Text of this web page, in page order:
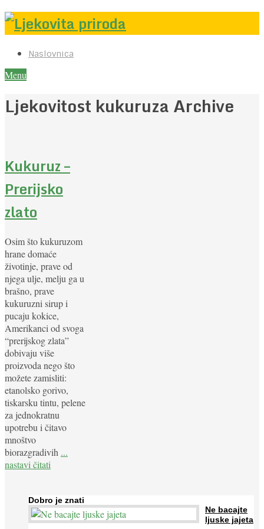
Naslovnica
Menu
Ljekovitost kukuruza Archive
Kukuruz –
Prerijsko
zlato
Osim što kukuruzom
hrane domaće
životinje, prave od
njega ulje, melju ga u
brašno, prave
kukuruzni sirup i
pucaju kokice,
Amerikanci od svoga
“prerijskog zlata”
dobivaju više
proizvoda nego što
možete zamisliti:
etanolsko gorivo,
tiskarsku tintu, pelene
za jednokratnu
upotrebu i čitavo
mnoštvo
biorazgradivih ...
nastavi čitati
Dobro je znati
Ne bacajte
ljuske jajeta